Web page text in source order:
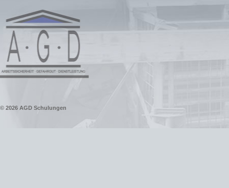
© 2026 AGD Schulungen